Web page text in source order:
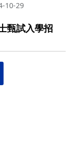
10-29
甄試入學招